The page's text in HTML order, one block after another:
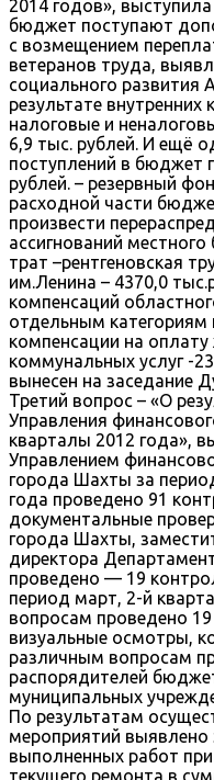
2014 годов»,
бюджет поступают
с возмещением
ветеранов труда,
социального развития
результате
налоговые и
6,9 тыс. рублей. И ещё
поступлений в бюджет
рублей. – резервный
расходной части
произвести
ассигнований
трат –рентгеновская
им.Ленина – 4370,0
компенсаций
отдельным категориям
компенсации на
коммунальных услуг -
вынесен на заседание
Третий вопрос – «О
Управления
кварталы 2012 года»,
Управлением
города Шахты за
года проведено 91
документальные
города Шахты,
директора
проведено — 19
период март, 2-й
вопросам проведено
визуальные осмотры,
различным вопросам
распорядителей
муниципальных
По результатам
мероприятий
выполненных работ
текущего ремонта в